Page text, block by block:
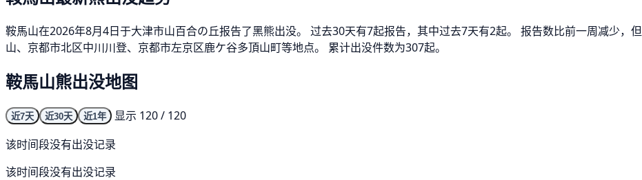
鞍馬山在2026年8月4日于大津市山百合の丘报告了黑熊出没。 过去30天有7起报告，其中过去7天有2起。 报告数比前一周减少，
山、京都市北区中川川登、京都市左京区鹿ケ谷多頂山町等地点。 累计出没件数为307起。
鞍馬山熊出没地图
近7天 近30天 近1年
显示 120 / 120
该时间段没有出没记录
该时间段没有出没记录